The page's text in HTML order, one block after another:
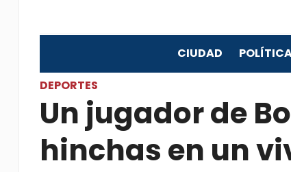
CIUDAD
DEPORTES
Un jugador de
hinchas en un